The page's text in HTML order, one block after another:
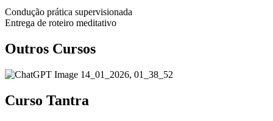
Condução prática supervisionada
Entrega de roteiro meditativo
Outros Cursos
Curso Tantra